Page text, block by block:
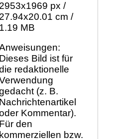
2953x1969 px /
27.94x20.01 cm /
1.19 MB
Dieses Bild ist für
redaktionelle
(z. B.
Nachrichtenartikel
Kommentar).
Für den
kommerziellen bzw.